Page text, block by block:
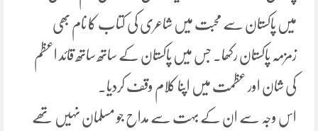
میں پاکستان سے محبت میں شاعری کی کتاب کا نام بھی
زمزمہ پاکستان رکھا۔ جس میں پاکستان کے ساتھ ساتھ قائد اعظم
کی شان اور عظمت میں اپنا کلام وقف کردیا۔
اس وجہ سے ان کے بہت سے مداح جو مسلمان نہیں تھے